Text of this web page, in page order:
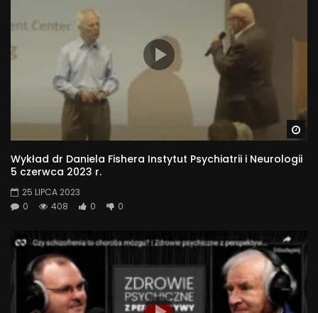
Wykład dr Daniela Fishera Instytut Psychiatrii i Neurologii
5 czerwca 2023 r.
25 LIPCA 2023
0
408 0 0